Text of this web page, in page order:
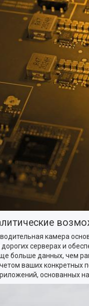
камера
серверах и
больше данных, чем
ваших
основанных